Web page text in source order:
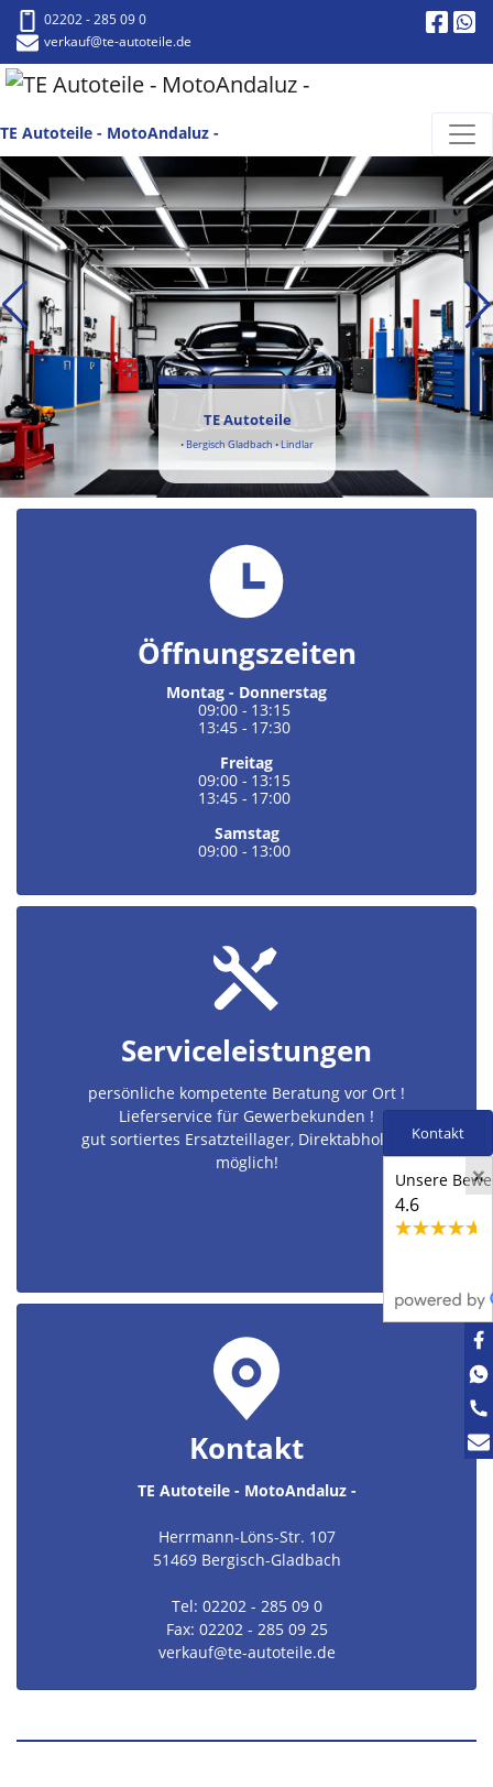
02202 - 285 09 0
verkauf@te-autoteile.de
TE Autoteile - MotoAndaluz -
Öffnungszeiten
Montag - Donnerstag
09:00 - 13:15
13:45 - 17:30
Freitag
09:00 - 13:15
13:45 - 17:00
Samstag
09:00 - 13:00
Serviceleistungen
persönliche kompetente Beratung vor Ort !
Lieferservice für Gewerbekunden !
gut sortiertes Ersatzteillager, Direktabholung
möglich!
Kontakt
TE Autoteile - MotoAndaluz -
Herrmann-Löns-Str. 107
51469 Bergisch-Gladbach
Tel: 02202 - 285 09 0
Fax: 02202 - 285 09 25
verkauf@te-autoteile.de
Kontakt
×
Unsere
4.6
TE Autoteile
• Bergisch Gladbach • Lindlar